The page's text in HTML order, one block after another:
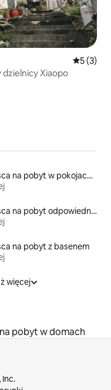
Średnia
5 (3)
Xiaopo
Miejsca na pobyt w pokojach prywatnych z łazienką
Miejsca na pobyt odpowiednie dla rodzin
na pobyt z basenem
więcej
pobyt w domach